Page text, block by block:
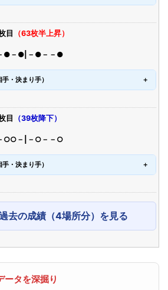
目
（63枚半上昇）
●－●|－●－－●
・決まり手）
目
（39枚降下）
○○－|－○－－○
・決まり手）
去の成績（4場所分）を見る
ータを深掘り